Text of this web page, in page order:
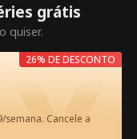
grátis
quiser.
Cancele a
26% DE DESCONTO